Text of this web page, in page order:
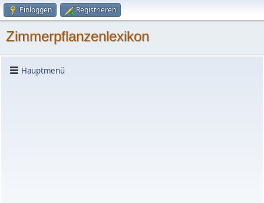
Einloggen Registrieren
Zimmerpflanzenlexikon
Hauptmenü